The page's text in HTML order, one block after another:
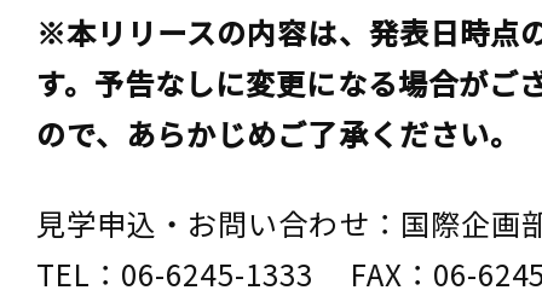
※本リリースの内容は、発表日時点
す。予告なしに変更になる場合がご
ので、あらかじめご了承ください。
見学申込・お問い合わせ：国際企
TEL：06-6245-1333 FAX：06-